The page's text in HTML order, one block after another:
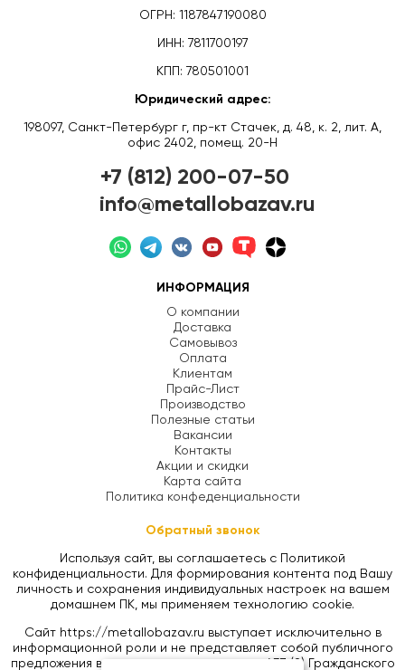
ОГРН: 1187847190080
ИНН: 7811700197
КПП: 780501001
Юридический адрес:
198097, Санкт-Петербург г, пр-кт Стачек, д. 48, к. 2, лит. А,
офис 2402, помещ. 20-Н
+7 (812) 200-07-50
info@metallobazav.ru
ИНФОРМАЦИЯ
О компании
Доставка
Самовывоз
Оплата
Клиентам
Прайс-Лист
Производство
Полезные статьи
Вакансии
Контакты
Акции и скидки
Карта сайта
Политика конфеденциальности
Обратный звонок
Используя сайт, вы соглашаетесь с Политикой
конфиденциальности. Для формирования контента под Вашу
личность и сохранения индивидуальных настроек на вашем
домашнем ПК, мы применяем технологию cookie.
Сайт https://metallobazav.ru выступает исключительно в
информационной роли и не представляет собой публичного
предложения в соответствии со статьей 437 (2) Гражданского